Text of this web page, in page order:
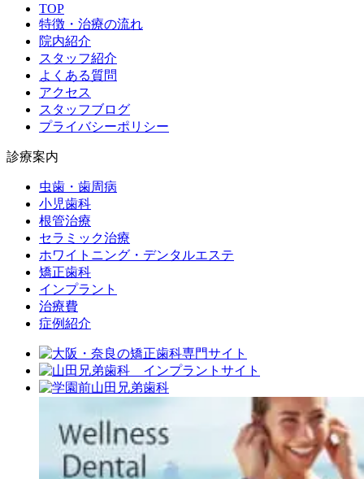
TOP
特徴・治療の流れ
院内紹介
スタッフ紹介
よくある質問
アクセス
スタッフブログ
プライバシーポリシー
診療案内
虫歯・歯周病
小児歯科
根管治療
セラミック治療
ホワイトニング・デンタルエステ
矯正歯科
インプラント
治療費
症例紹介